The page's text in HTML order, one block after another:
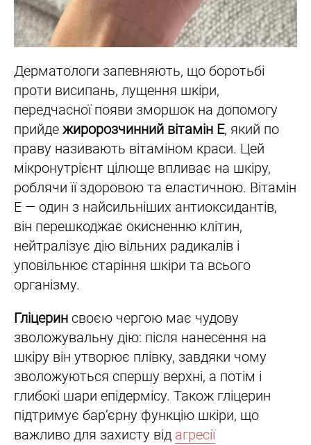
Дерматологи запевняють, що боротьбі
проти висипань, лущення шкіри,
передчасної появи зморшок на допомогу
прийде жиророзчинний вітамін Е, який по
праву називають вітаміном краси. Цей
мікронутрієнт цілюще впливає на шкіру,
роблячи її здоровою та еластичною. Вітамін
Е — один з найсильніших антиоксидантів,
він перешкоджає окисненню клітин,
нейтралізує дію вільних радикалів і
уповільнює старіння шкіри та всього
організму.
Гліцерин своєю чергою має чудову
зволожувальну дію: після нанесення на
шкіру він утворює плівку, завдяки чому
зволожуються спершу верхні, а потім і
глибокі шари епідермісу. Також гліцерин
підтримує бар’єрну функцію шкіри, що
важливо для захисту від агресії